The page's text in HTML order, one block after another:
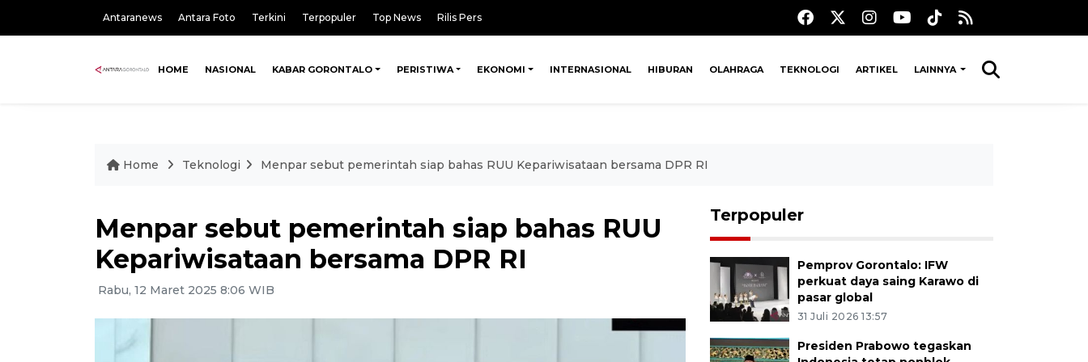
Antaranews Antara Foto Terkini Terpopuler Top News Rilis Pers
HOME NASIONAL KABAR GORONTALO PERISTIWA EKONOMI INTERNASIONAL HIBURAN OLAHRAGA TEKNOLOGI ARTIKEL LAINNYA
Home Teknologi Menpar sebut pemerintah siap bahas RUU Kepariwisataan bersama DPR RI
Menpar sebut pemerintah siap bahas RUU
Kepariwisataan bersama DPR RI
Rabu, 12 Maret 2025 8:06 WIB
Terpopuler
Pemprov Gorontalo: IFW
perkuat daya saing Karawo di
pasar global
31 Juli 2026 13:57
Presiden Prabowo tegaskan